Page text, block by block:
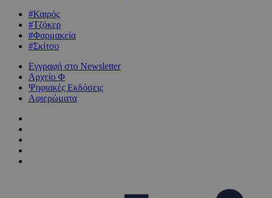
#Καιρός
#Τζόκερ
#Φαρμακεία
#Σκίτσο
Εγγραφή στο Newsletter
Αρχείο Φ
Ψηφιακές Εκδόσεις
Αφιερώματα